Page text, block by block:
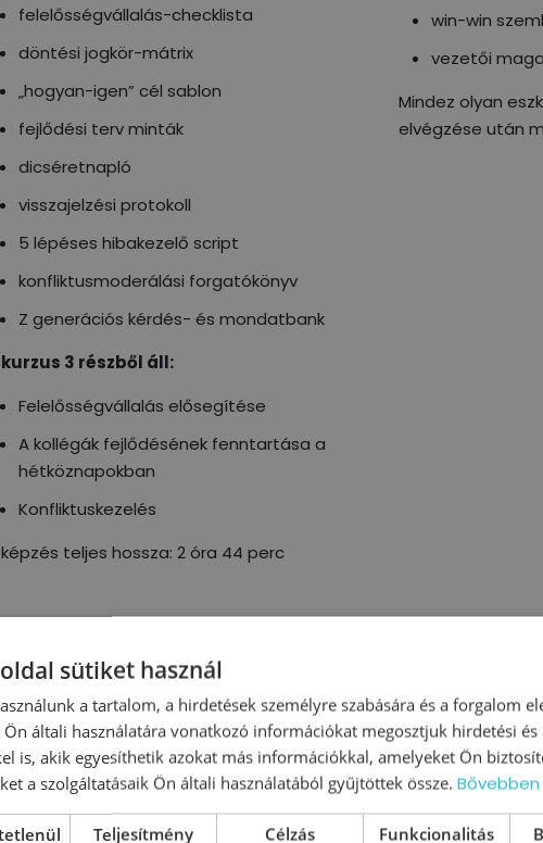
felelősségvállalás-checklista
döntési jogkör-mátrix
„hogyan-igen” cél sablon
fejlődési terv minták
dicséretnapló
visszajelzési protokoll
5 lépéses hibakezelő script
konfliktusmoderálási forgatókönyv
Z generációs kérdés- és mondatbank
kurzus 3 részből áll:
Felelősségvállalás elősegítése
A kollégák fejlődésének fenntartása a
hétköznapokban
Konfliktuskezelés
teljes hossza: 2 óra 44 perc
win-win
vezetői
Mindez olyan
elvégzése után
az akadémiai
sütiket használ
a tartalom, a hirdetések személyre szabására és a forgalom
általi használatára vonatkozó információkat megosztjuk hirdetési és
is, akik egyesíthetik azokat más információkkal, amelyeket Ön
a szolgáltatásaik Ön általi használatából gyűjtöttek össze. Bővebben
Teljesítmény Célzás Funkcionalitás